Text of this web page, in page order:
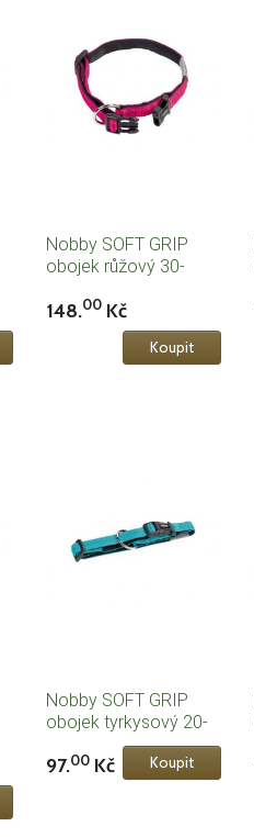
Nobby SOFT GRIP
obojek růžový 30-
148.00Kč
Nobby SOFT GRIP
obojek tyrkysový 20-
30cm / 10mm
97.00Kč